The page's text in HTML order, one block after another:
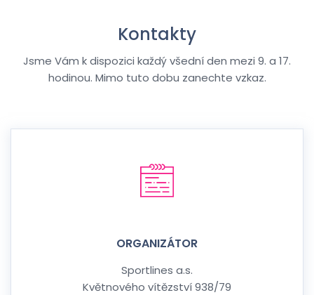
Kontakty
Jsme Vám k dispozici každý všední den mezi 9. a 17.
hodinou. Mimo tuto dobu zanechte vzkaz.
ORGANIZÁTOR
Sportlines a.s.
Květnového vítězství 938/79